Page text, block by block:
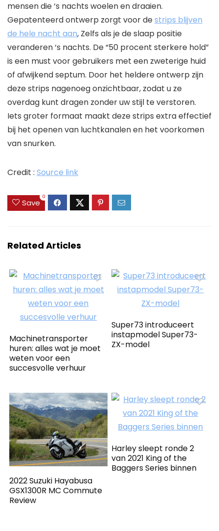
mensen die ‘s nachts woelen en draaien.
Gepatenteerd ontwerp zorgt voor destrips blijven
de hele nacht aan, Zelfs als je de slaap positie
veranderen ‘s nachts. De “50 procent sterkere hold”
is een must voor gebruikers met een zweterige huid
of afwijkend septum. Door het heldere ontwerp zijn
deze strips nagenoeg onzichtbaar, zodat u ze
overdag kunt dragen zonder uw stijl te verstoren.
Iets groter formaat maakt deze strips extra effectief
bij het openen van luchtkanalen en het voorkomen
van snurken.
Credit : Source link
Save
0
Related Articles
Machinetransporter
huren: alles wat je moet
weten voor een
succesvolle verhuur
Super73 introduceert
instapmodel Super73-
ZX-model
2022 Suzuki Hayabusa
GSX1300R MC Commute
Review
Harley sleept ronde 2
van 2021 King of the
Baggers Series binnen